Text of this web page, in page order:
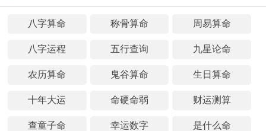
八字算命 称骨算命 周易算命
八字运程 五行查询 九星论命
农历算命 鬼谷算命 生日算命
十年大运 命硬命弱 财运测算
查童子命 幸运数字 是什么命